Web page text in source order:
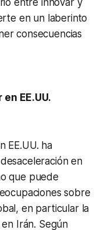
en un laberinto
consecuencias
EE.UU.
EE.UU. ha
en
que puede
sobre
en particular la
Irán. Según